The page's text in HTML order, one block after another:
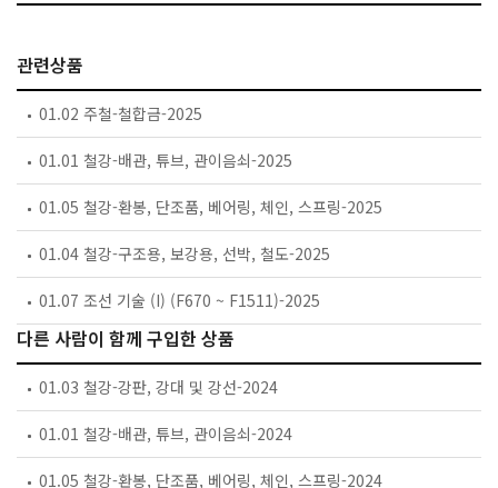
관련상품
01.02 주철-철합금-2025
01.01 철강-배관, 튜브, 관이음쇠-2025
01.05 철강-환봉, 단조품, 베어링, 체인, 스프링-2025
01.04 철강-구조용, 보강용, 선박, 철도-2025
01.07 조선 기술 (I) (F670 ~ F1511)-2025
다른 사람이 함께 구입한 상품
01.03 철강-강판, 강대 및 강선-2024
01.01 철강-배관, 튜브, 관이음쇠-2024
01.05 철강-환봉, 단조품, 베어링, 체인, 스프링-2024